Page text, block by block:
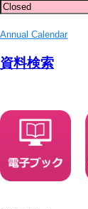
Annual Calendar
資料検索